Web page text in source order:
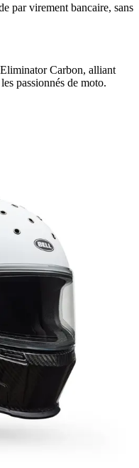
par virement bancaire, sans
Carbon, alliant
passionnés de moto.